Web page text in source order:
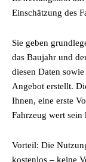
Einschätzung des
Sie geben
das Baujahr und
diesen Daten
Angebot erstellt.
Ihnen, eine erste
Fahrzeug wert sein
Vorteil: Die
kostenlos – keine